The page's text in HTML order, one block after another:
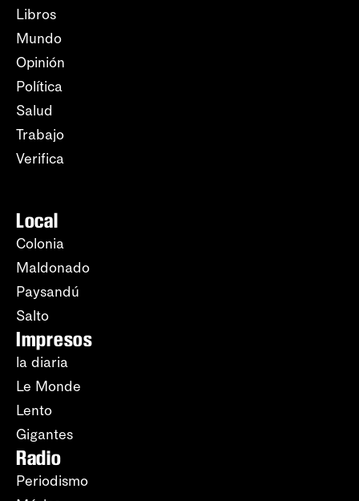
Libros
Mundo
Opinión
Política
Salud
Trabajo
Verifica
Local
Colonia
Maldonado
Paysandú
Salto
Impresos
la diaria
Le Monde
Lento
Gigantes
Radio
Periodismo